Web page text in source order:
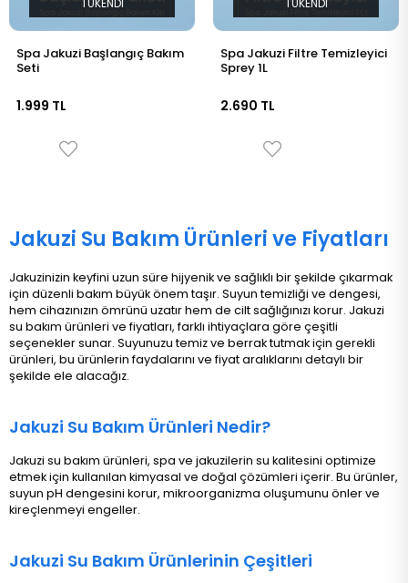
TÜKENDI
Spa Jakuzi Başlangıç Bakım
Seti
1.999 TL
TÜKENDI
Spa Jakuzi Filtre Temizleyici
Sprey 1L
2.690 TL
Jakuzi Su Bakım Ürünleri ve Fiyatları
Jakuzinizin keyfini uzun süre hijyenik ve sağlıklı bir şekilde çıkarmak
için düzenli bakım büyük önem taşır. Suyun temizliği ve dengesi,
hem cihazınızın ömrünü uzatır hem de cilt sağlığınızı korur. Jakuzi
su bakım ürünleri ve fiyatları, farklı ihtiyaçlara göre çeşitli
seçenekler sunar. Suyunuzu temiz ve berrak tutmak için gerekli
ürünleri, bu ürünlerin faydalarını ve fiyat aralıklarını detaylı bir
şekilde ele alacağız.
Jakuzi Su Bakım Ürünleri Nedir?
Jakuzi su bakım ürünleri, spa ve jakuzilerin su kalitesini optimize
etmek için kullanılan kimyasal ve doğal çözümleri içerir. Bu ürünler,
suyun pH dengesini korur, mikroorganizma oluşumunu önler ve
kireçlenmeyi engeller.
Jakuzi Su Bakım Ürünlerinin Çeşitleri